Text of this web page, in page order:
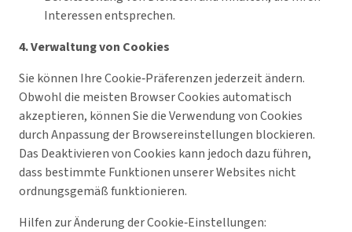
Interessen entsprechen.
4. Verwaltung von Cookies
Sie können Ihre Cookie‑Präferenzen jederzeit ändern.
Obwohl die meisten Browser Cookies automatisch
akzeptieren, können Sie die Verwendung von Cookies
durch Anpassung der Browsereinstellungen blockieren.
Das Deaktivieren von Cookies kann jedoch dazu führen,
dass bestimmte Funktionen unserer Websites nicht
ordnungsgemäß funktionieren.
Hilfen zur Änderung der Cookie‑Einstellungen: